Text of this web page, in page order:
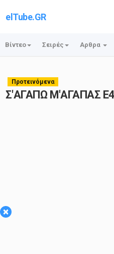
elTube.GR
Βίντεο Σειρές Αρθρα
Προτεινόμενα
Σ'ΑΓΑΠΩ Μ'ΑΓΑΠΑΣ
×